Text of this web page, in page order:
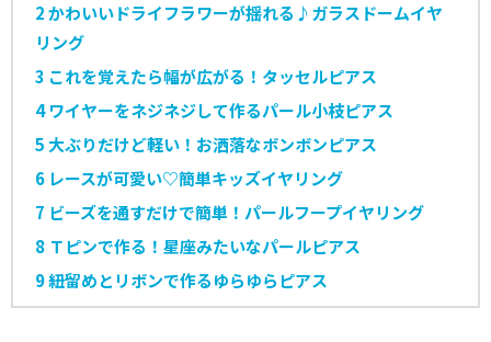
2かわいいドライフラワーが揺れる♪ガラスドームイヤ
リング
3 これを覚えたら幅が広がる！タッセルピアス
4ワイヤーをネジネジして作るパール小枝ピアス
5大ぶりだけど軽い！お洒落なボンボンピアス
6 レースが可愛い♡簡単キッズイヤリング
7 ビーズを通すだけで簡単！パールフープイヤリング
8 Ｔピンで作る！星座みたいなパールピアス
9紐留めとリボンで作るゆらゆらピアス